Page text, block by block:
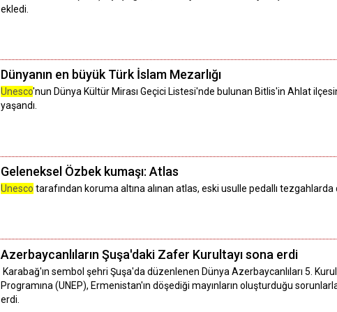
ekledi.
Dünyanın en büyük Türk İslam Mezarlığı
Unesco'nun Dünya Kültür Mirası Geçici Listesi'nde bulunan Bitlis'in Ahlat
yaşandı.
Geleneksel Özbek kumaşı: Atlas
Unesco tarafından koruma altına alınan atlas, eski usulle pedallı tezgahlarda
Azerbaycanlıların Şuşa'daki Zafer Kurultayı sona erdi
Karabağ'ın sembol şehri Şuşa'da düzenlenen Dünya Azerbaycanlıları 5.
Programına (UNEP), Ermenistan'ın döşediği mayınların oluşturduğu
erdi.